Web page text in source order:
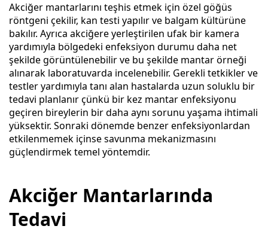
Akciğer mantarlarını teşhis etmek için özel göğüs
röntgeni çekilir, kan testi yapılır ve balgam kültürüne
bakılır. Ayrıca akciğere yerleştirilen ufak bir kamera
yardımıyla bölgedeki enfeksiyon durumu daha net
şekilde görüntülenebilir ve bu şekilde mantar örneği
alınarak laboratuvarda incelenebilir. Gerekli tetkikler ve
testler yardımıyla tanı alan hastalarda uzun soluklu bir
tedavi planlanır çünkü bir kez mantar enfeksiyonu
geçiren bireylerin bir daha aynı sorunu yaşama ihtimali
yüksektir. Sonraki dönemde benzer enfeksiyonlardan
etkilenmemek içinse savunma mekanizmasını
güçlendirmek temel yöntemdir.
Akciğer Mantarlarında
Tedavi